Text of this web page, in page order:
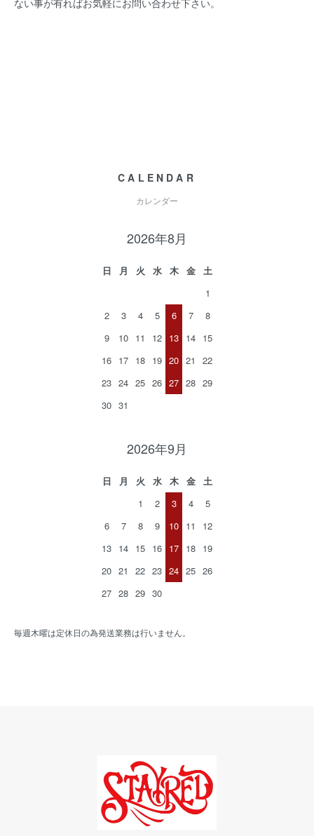
ない事が有ればお気軽にお問い合わせ下さい。
CALENDAR
カレンダー
2026年8月
日 月 火 水 木 金
土
1
2
3 4 5 6 7
8
9
10 11 12 13 14 15
16 17 18 19 20 21
22
23 24 25 26 27 28 29
30 31
2026年9月
日 月 火 水 木 金
土
1
2 3 4
5
6
7 8 9 10 11
12
13 14 15 16 17 18 19
20 21 22 23 24 25 26
27 28 29 30
毎週木曜は定休日の為発送業務は行いません。